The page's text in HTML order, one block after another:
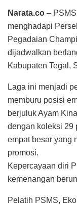
Narata.co –
menghadapi
Pegadaian
dijadwalkan
Kabupaten Tegal,
Laga ini menjadi
memburu posisi
berjuluk Ayam
dengan koleksi 29
empat besar yang
promosi.
Kepercayaan diri
kemenangan
Pelatih PSMS,